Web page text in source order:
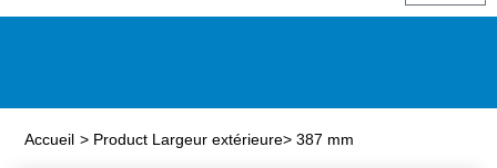
Accueil > Product Largeur extérieure> 387 mm